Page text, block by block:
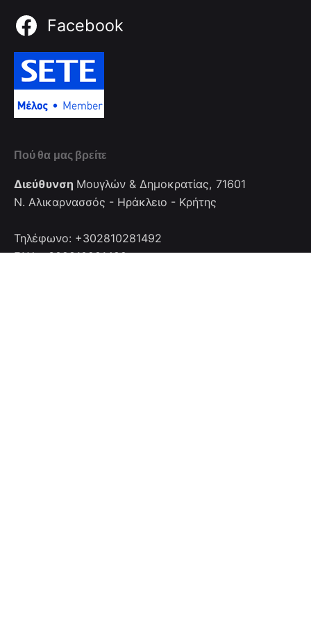
Facebook
Πού θα μας βρείτε
Διεύθυνση Μουγλών & Δημοκρατίας, 71601
Ν. Αλικαρνασσός - Ηράκλειο - Κρήτης
Τηλέφωνο: +302810281492
FAX: +302810281492